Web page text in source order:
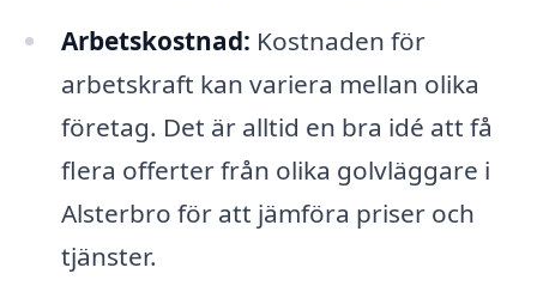
Arbetskostnad: Kostnaden för
arbetskraft kan variera mellan olika
företag. Det är alltid en bra idé att få
flera offerter från olika golvläggare i
Alsterbro för att jämföra priser och
tjänster.